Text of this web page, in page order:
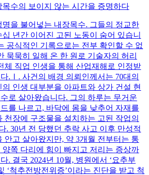
목수의 보이지 않는 시간을 증명하다
명을 불어넣는 내장목수. 그들의 정교한
년간 이어진 고된 노동이 숨어 있습니
공식적인 기록으로는 전부 확인할 수 없
묵묵히 일해 온 한 원로 기술자의 허리
체 직업 인생을 통해 산업재해로 인정받
.Ⅰ. 사건의 배경 의뢰인께서는 70대의
인생 대부분을 아파트와 상가 건설 현
로 살아왔습니다. 그의 하루는 무거운
를 나르고, 바닥에 몸을 낮추어 자재를
천장에 구조물을 설치하는 고된 작업의
. 30년 전 당했던 추락 사고 이후 만성적
안고 살아왔지만, 약 3개월 전부터는 통
양쪽 다리에 힘이 빠지고 저리는 증상까
. 결국 2024년 10월, 병원에서 ‘요추부
‘척추전방전위증’이라는 진단을 받고 척